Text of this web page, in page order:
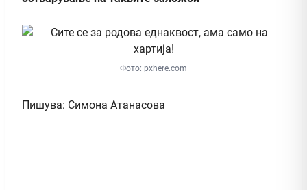
Фото: pxhere.com
Пишува: Симона Атанасова